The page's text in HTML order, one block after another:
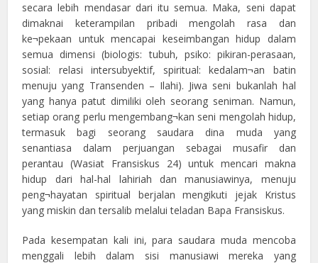
secara lebih mendasar dari itu semua. Maka, seni dapat
dimaknai keterampilan pribadi mengolah rasa dan
ke¬pekaan untuk mencapai keseimbangan hidup dalam
semua dimensi (biologis: tubuh, psiko: pikiran-perasaan,
sosial: relasi intersubyektif, spiritual: kedalam¬an batin
menuju yang Transenden – Ilahi). Jiwa seni bukanlah hal
yang hanya patut dimiliki oleh seorang seniman. Namun,
setiap orang perlu mengembang¬kan seni mengolah hidup,
termasuk bagi seorang saudara dina muda yang
senantiasa dalam perjuangan sebagai musafir dan
perantau (Wasiat Fransiskus 24) untuk mencari makna
hidup dari hal-hal lahiriah dan manusiawinya, menuju
peng¬hayatan spiritual berjalan mengikuti jejak Kristus
yang miskin dan tersalib melalui teladan Bapa Fransiskus.
Pada kesempatan kali ini, para saudara muda mencoba
menggali lebih dalam sisi manusiawi mereka yang